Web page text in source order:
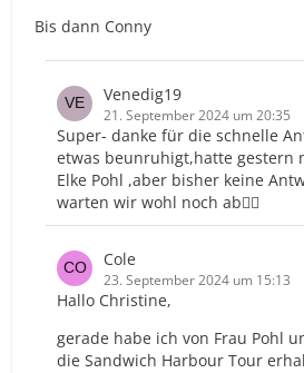
Bis dann Conny
Venedig19
21. September 2024 um 20:35
Super- danke für die schnelle
etwas beunruhigt,hatte gestern
Elke Pohl ,aber bisher keine
warten wir wohl noch ab🙋‍♀️
Cole
23. September 2024 um 15:13
Hallo Christine,
gerade habe ich von Frau Pohl
die Sandwich Harbour Tour